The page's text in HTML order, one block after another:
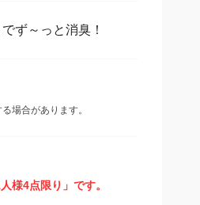
ず～っと消臭！
場合があります。
様4点限り」です。